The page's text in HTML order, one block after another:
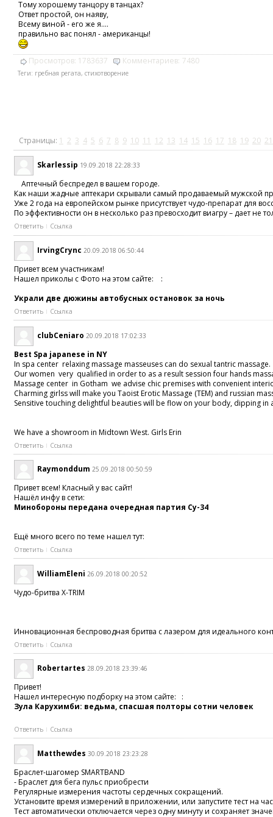
Тому хорошему танцору в танцах?
Ответ простой, он наяву,
Всему виной - его же я....
правильно вас понял - американцы!
Просмотров: 1783637 Комментариев: 7480
Теги: гребная регата, стихотворение
Страницы: 1 2 3 4 5 6 7 8 9 10 11 12 13 14 15 16 17 18 19 20 21
Skarlessip 19.09.2018 22:28:33
Аптечный беспредел в вашем городе.
Как наши жадные аптекари скрывали самый продаваемый мужской
Уже 2 года на европейском рынке присутствует чудо-препарат для
По эффективности он в несколько раз превосходит виагру – дает не
Ответить Ссылка
IrvingCrync 20.09.2018 06:50:44
Привет всем участникам!
Нашел приколы с Фото на этом сайте: :
Украли две дюжины автобусных остановок за ночь
Ответить Ссылка
clubCeniaro 20.09.2018 17:02:33
Best Spa japanese in NY
In spa center relaxing massage masseuses can do sexual tantric massage.
Our women very qualified in order to as a result session four hands
Massage center in Gotham we advise chic premises with convenient
Charming girlss will make you Taoist Erotic Massage (TEM) and russian
Sensitive touching delightful beauties will be flow on your body, dipping
We have a showroom in Midtown West. Girls Erin
Ответить Ссылка
Raymonddum 25.09.2018 00:50:59
Привет всем! Класный у вас сайт!
Нашёл инфу в сети:
Минобороны передана очередная партия Су-34
Ещё много всего по теме нашел тут:
Ответить Ссылка
WilliamEleni 26.09.2018 00:20:52
Чудо-бритва X-TRIM
Инновационная беспроводная бритва с лазером для идеального
Ответить Ссылка
Robertartes 28.09.2018 23:39:46
Привет!
Нашел интересную подборку на этом сайте: :
Зула Карухимби: ведьма, спасшая полторы сотни человек
Ответить Ссылка
Matthewdes 30.09.2018 23:23:28
Браслет-шагомер SMARTBAND
- Браслет для бега пульс приобрести
Регулярные измерения частоты сердечных сокращений.
Установите время измерений в приложении, или запустите тест на
Тест автоматически отключается через одну минуту и сохраняет